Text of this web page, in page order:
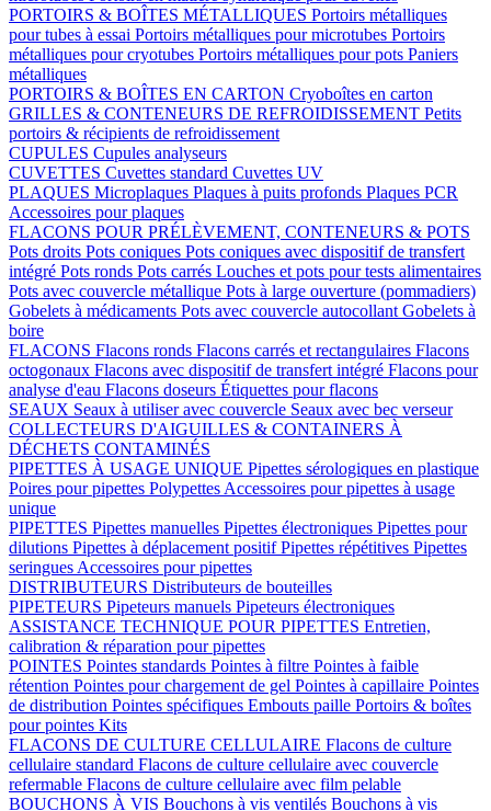
PORTOIRS & BOÎTES MÉTALLIQUES Portoirs métalliques
pour tubes à essai Portoirs métalliques pour microtubes Portoirs
métalliques pour cryotubes Portoirs métalliques pour pots Paniers
métalliques
PORTOIRS & BOÎTES EN CARTON Cryoboîtes en carton
GRILLES & CONTENEURS DE REFROIDISSEMENT Petits
portoirs & récipients de refroidissement
CUPULES Cupules analyseurs
CUVETTES Cuvettes standard Cuvettes UV
PLAQUES Microplaques Plaques à puits profonds Plaques PCR
Accessoires pour plaques
FLACONS POUR PRÉLÈVEMENT, CONTENEURS & POTS
Pots droits Pots coniques Pots coniques avec dispositif de transfert
intégré Pots ronds Pots carrés Louches et pots pour tests alimentaires
Pots avec couvercle métallique Pots à large ouverture (pommadiers)
Gobelets à médicaments Pots avec couvercle autocollant Gobelets à
boire
FLACONS Flacons ronds Flacons carrés et rectangulaires Flacons
octogonaux Flacons avec dispositif de transfert intégré Flacons pour
analyse d'eau Flacons doseurs Étiquettes pour flacons
SEAUX Seaux à utiliser avec couvercle Seaux avec bec verseur
COLLECTEURS D'AIGUILLES & CONTAINERS À
DÉCHETS CONTAMINÉS
PIPETTES À USAGE UNIQUE Pipettes sérologiques en plastique
Poires pour pipettes Polypettes Accessoires pour pipettes à usage
unique
PIPETTES Pipettes manuelles Pipettes électroniques Pipettes pour
dilutions Pipettes à déplacement positifPipettes répétitives Pipettes
seringues Accessoires pour pipettes
DISTRIBUTEURS Distributeurs de bouteilles
PIPETEURS Pipeteurs manuels Pipeteurs électroniques
ASSISTANCE TECHNIQUE POUR PIPETTES Entretien,
calibration & réparation pour pipettes
POINTES Pointes standards Pointes à filtre Pointes à faible
rétention Pointes pour chargement de gel Pointes à capillaire Pointes
de distribution Pointes spécifiques Embouts paille Portoirs & boîtes
pour pointes Kits
FLACONS DE CULTURE CELLULAIRE Flacons de culture
cellulaire standard Flacons de culture cellulaire avec couvercle
refermable Flacons de culture cellulaire avec film pelable
BOUCHONS À VIS Bouchons à vis ventilés Bouchons à vis